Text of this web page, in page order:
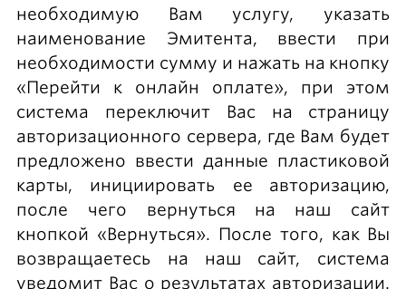
необходимую Вам услугу, указать
наименование Эмитента, ввести при
необходимости сумму и нажать на кнопку
«Перейти к онлайн оплате», при этом
система переключит Вас на страницу
авторизационного сервера, где Вам будет
предложено ввести данные пластиковой
карты, инициировать ее авторизацию,
после чего вернуться на наш сайт
кнопкой «Вернуться». После того, как Вы
возвращаетесь на наш сайт, система
уведомит Вас о результатах авторизации.